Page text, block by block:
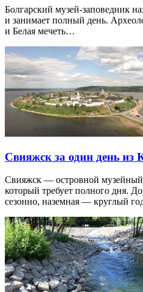
Болгарский музей-заповедник
и занимает полный день.
и Белая мечеть…
Свияжск за один день из
Свияжск — островной
который требует полного дня.
сезонно, наземная — круглый